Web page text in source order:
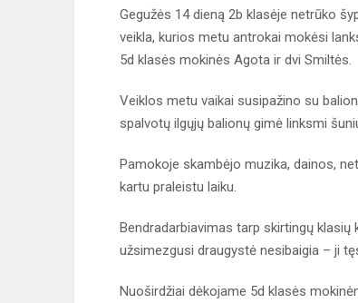
Gegužės 14 dieną 2b klasėje netrūko
veikla, kurios metu antrokai mokėsi
5d klasės mokinės Agota ir dvi Smiltės.
Veiklos metu vaikai susipažino su
spalvotų ilgųjų balionų gimė linksmi
Pamokoje skambėjo muzika, dainos,
kartu praleistu laiku.
Bendradarbiavimas tarp skirtingų klasių
užsimezgusi draugystė nesibaigia – ji
Nuoširdžiai dėkojame 5d klasės